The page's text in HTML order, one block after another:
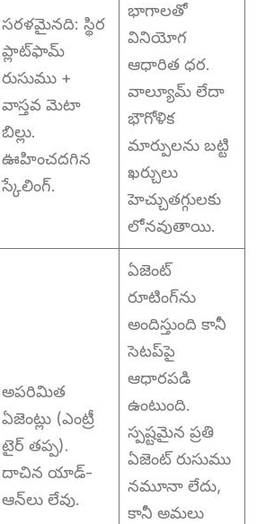
సరళమైనది: స్థిర
ప్లాట్‌ఫామ్
రుసుము +
వాస్తవ మెటా
బిల్లు.
ఊహించదగిన
స్కేలింగ్.
భాగాలతో
వినియోగ
ఆధారిత ధర.
వాల్యూమ్ లేదా
భౌగోళిక
మార్పులను బట్టి
ఖర్చులు
హెచ్చుతగ్గులకు
లోనవుతాయి.
అపరిమిత
ఏజెంట్లు (ఎంట్రీ
టైర్ తప్ప).
దాచిన యాడ్-
ఆన్‌లు లేవు.
ఏజెంట్
రూటింగ్‌ను
అందిస్తుంది కానీ
సెటప్‌పై
ఆధారపడి
ఉంటుంది.
స్పష్టమైన ప్రతి
ఏజెంట్ రుసుము
నమూనా లేదు,
కానీ అమలు